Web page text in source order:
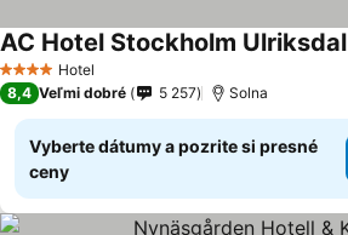
4 Počet hviezdičiek
Hotel
AC Hotel Stockholm Ulriksdal
8,4 Veľmi dobré 5 257 Solna
Vyberte dátumy a pozrite si presné
ceny